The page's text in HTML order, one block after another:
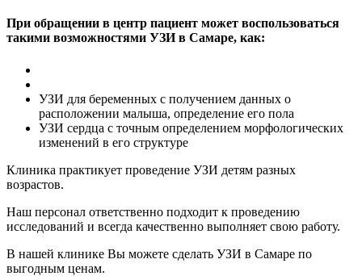
При обращении в центр пациент может воспользоваться
такими возможностями УЗИ в Самаре, как:
УЗИ для беременных с получением данных о
расположении малыша, определение его пола
УЗИ сердца с точным определением морфологических
изменений в его структуре
Клиника практикует проведение УЗИ детям разных
возрастов.
Наш персонал ответственно подходит к проведению
исследований и всегда качественно выполняет свою работу.
В нашей клинике Вы можете сделать УЗИ в Самаре по
выгодным ценам.